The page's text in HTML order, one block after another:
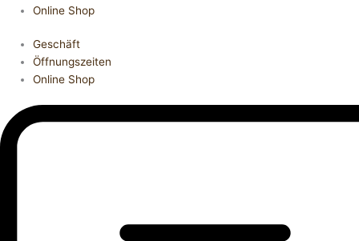
Online Shop
Geschäft
Öffnungszeiten
Online Shop